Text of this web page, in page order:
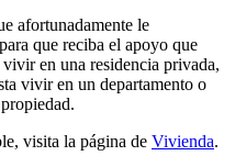
afortunadamente le
que reciba el apoyo que
en una residencia privada,
vivir en un departamento o
visita la página de Vivienda.